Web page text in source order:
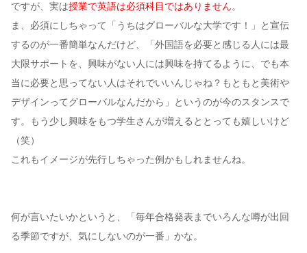
ですが、実は授業で英語は必須科目ではありません。
ま、必須にしちゃって「うちはグローバルな大学です！」と宣伝
するのが一番簡単なんだけど、「外国語を必要と感じる人には最
大限サポートを、興味がない人には興味を持てるように、でも本
当に必要と思ってない人はそれでいいんじゃね？もともと美術や
デザインってグローバルなんだから」というのが今のスタンスで
す。もう少し興味をもつ学生さんが増えるととっても嬉しいけど
（笑）
これもイメージが先行しちゃった例かもしれませんね。
何が言いたいかというと、「毎年合格発表までいろんな噂が出回
る季節ですが、気にしないのが一番」かな。